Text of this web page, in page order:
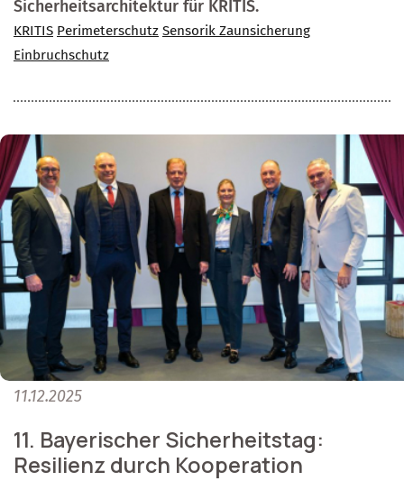
Sicherheitsarchitektur für KRITIS.
KRITIS Perimeterschutz Sensorik Zaunsicherung
Einbruchschutz
11.12.2025
11. Bayerischer Sicherheitstag:
Resilienz durch Kooperation